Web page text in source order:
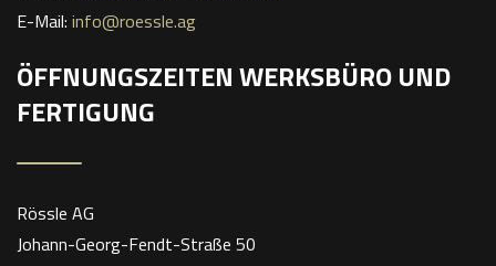
E-Mail: info@roessle.ag
ÖFFNUNGSZEITEN WERKSBÜRO UND
FERTIGUNG
Rössle AG
Johann-Georg-Fendt-Straße 50